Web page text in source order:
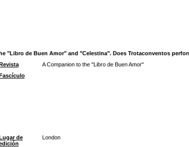
"Libro de Buen Amor" and "Celestina". Does Trotaconventos
A Companion to the "Libro de Buen Amor"
de
London